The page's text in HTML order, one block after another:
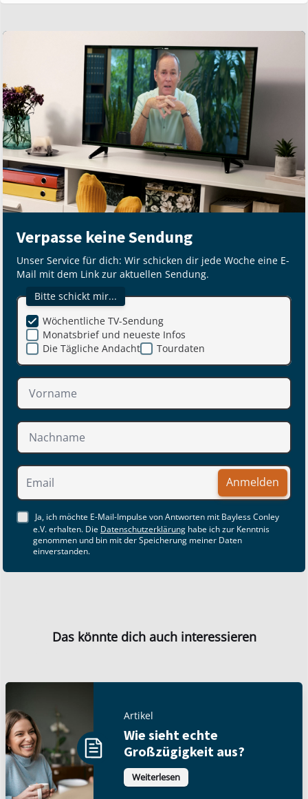
Verpasse keine Sendung
Unser Service für dich: Wir schicken dir jede Woche eine E-
Mail mit dem Link zur aktuellen Sendung.
Bitte schickt mir...
Monatsbrief und neueste Infos
Die Tägliche Andacht
Wöchentliche TV-Sendung
Tourdaten
Anmelden
Ja, ich möchte E-Mail-Impulse von Antworten mit Bayless Conley
e.V. erhalten. Die Datenschutzerklärung habe ich zur Kenntnis
genommen und bin mit der Speicherung meiner Daten
einverstanden.
Das könnte dich auch interessieren
Artikel
Wie sieht echte
Großzügigkeit aus?
Weiterlesen